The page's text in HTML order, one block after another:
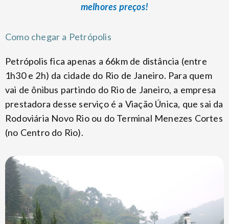
melhores preços!
Como chegar a Petrópolis
Petrópolis fica apenas a 66km de distância (entre
1h30 e 2h) da cidade do Rio de Janeiro. Para quem
vai de ônibus partindo do Rio de Janeiro, a empresa
prestadora desse serviço é a Viação Única, que sai da
Rodoviária Novo Rio ou do Terminal Menezes Cortes
(no Centro do Rio).